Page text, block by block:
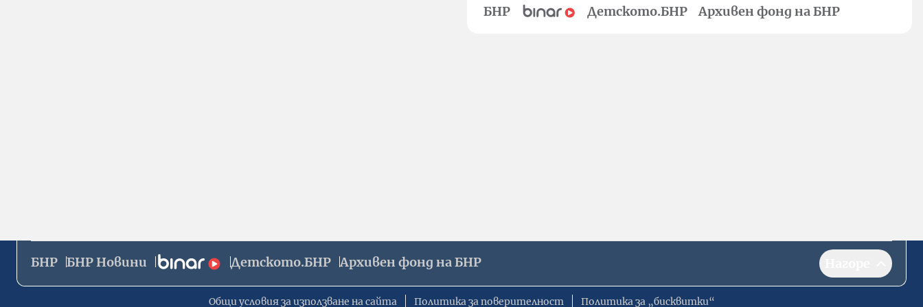
БНР Детското.БНР Архивен фонд на БНР
БНР БНР Новини Детското.БНР Архивен фонд на БНР
Общи условия за използване на сайта Политика за поверителност Политика за „бисквитки“